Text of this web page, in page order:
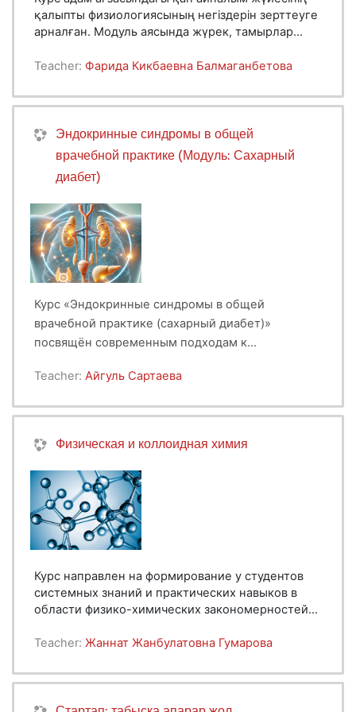
қалыпты физиологиясының негіздерін зерттеуге
арналған. Модуль аясында жүрек, тамырлар
физиологиялық ерекшеліктері қарастырылады.
қысымының физиологиялық көрсеткіштері мен
үдерістеріне ерекше назар аударылады.
Teacher: Фарида Кикбаевна Балмаганбетова
Эндокринные синдромы в общей
врачебной практике (Модуль: Сахарный
диабет)
Курс «Эндокринные синдромы в общей
врачебной практике (сахарный диабет)»
посвящён современным подходам к
сахарного диабета 1 и 2 типов. В нём
лабораторные и клинические критерии,
принципы инсулинотерапии и
профилактика и обучение пациентов
ПМСП
Teacher: Айгуль Сартаева
Физическая и коллоидная химия
Курс направлен на формирование у студентов
системных знаний и практических навыков в
области физико-химических закономерностей
внимание уделяется изучению структурных и
систем, имеющих ключевое значение в
Teacher: Жаннат Жанбулатовна Гумарова